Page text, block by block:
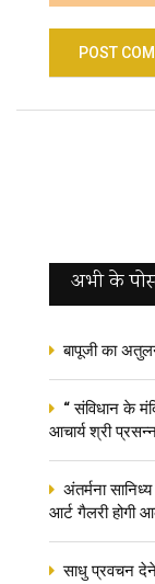
अभी के
बापूजी का
“ संविधान के
आचार्य श्री
अंतर्मना
आर्ट गैलरी होगी
साधु प्रवचन